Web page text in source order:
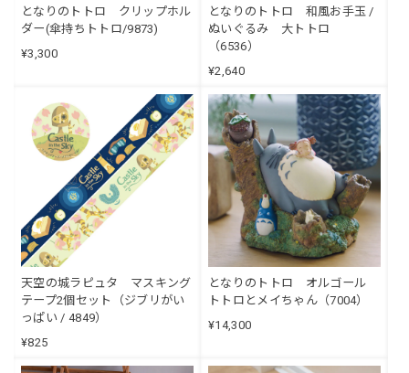
となりのトトロ クリップホル
ダー(傘持ちトトロ/9873)
¥3,300
となりのトトロ 和風お手玉 /
ぬいぐるみ 大トトロ
（6536）
¥2,640
天空の城ラピュタ マスキング
テープ2個セット（ジブリがい
っぱい / 4849）
¥825
となりのトトロ オルゴール
トトロとメイちゃん（7004）
¥14,300